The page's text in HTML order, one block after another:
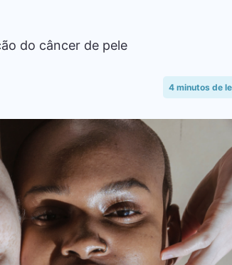
do câncer de pele
4 minutos de